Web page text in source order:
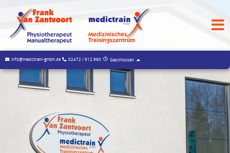
info@medictrain-gmbh.de 02472 / 912 960 Geschlossen